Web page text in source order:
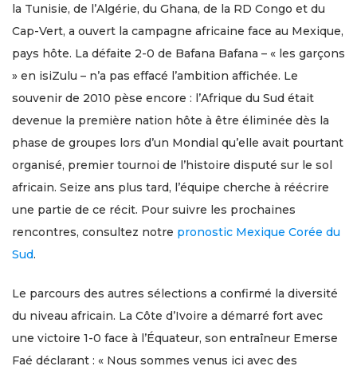
la Tunisie, de l’Algérie, du Ghana, de la RD Congo et du
Cap-Vert, a ouvert la campagne africaine face au Mexique,
pays hôte. La défaite 2-0 de Bafana Bafana – « les garçons
» en isiZulu – n’a pas effacé l’ambition affichée. Le
souvenir de 2010 pèse encore : l’Afrique du Sud était
devenue la première nation hôte à être éliminée dès la
phase de groupes lors d’un Mondial qu’elle avait pourtant
organisé, premier tournoi de l’histoire disputé sur le sol
africain. Seize ans plus tard, l’équipe cherche à réécrire
une partie de ce récit. Pour suivre les prochaines
rencontres, consultez notre pronostic Mexique Corée du
Sud.
Le parcours des autres sélections a confirmé la diversité
du niveau africain. La Côte d’Ivoire a démarré fort avec
une victoire 1-0 face à l’Équateur, son entraîneur Emerse
Faé déclarant : « Nous sommes venus ici avec des